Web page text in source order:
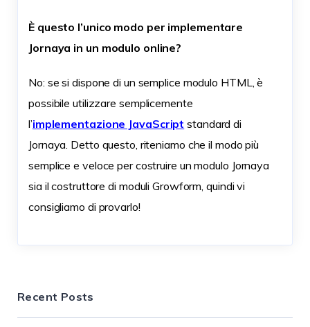
È questo l’unico modo per implementare
Jornaya in un modulo online?
No: se si dispone di un semplice modulo HTML, è
possibile utilizzare semplicemente
l’implementazione JavaScript standard di
Jornaya. Detto questo, riteniamo che il modo più
semplice e veloce per costruire un modulo Jornaya
sia il costruttore di moduli Growform, quindi vi
consigliamo di provarlo!
Recent Posts